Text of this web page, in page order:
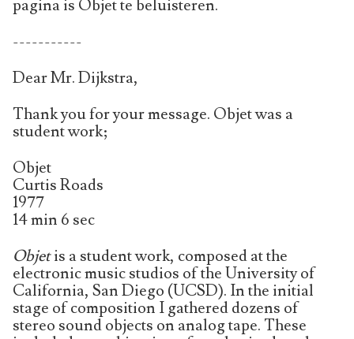
pagina is Objet te beluisteren.
-----------
Dear Mr. Dijkstra,
Thank you for your message. Objet was a
student work;
Objet
Curtis Roads
1977
14 min 6 sec
Objetis a student work, composed at the
electronic music studios of the University of
California, San Diego (UCSD). In the initial
stage of composition I gathered dozens of
stereo sound objects on analog tape. These